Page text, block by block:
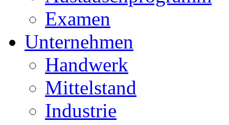
Examen
Unternehmen
Handwerk
Mittelstand
Industrie